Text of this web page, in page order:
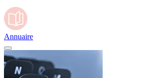
Annuaire